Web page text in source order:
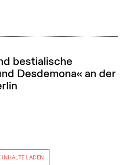
bestialische
Desdemona« an der
INHALTE LADEN